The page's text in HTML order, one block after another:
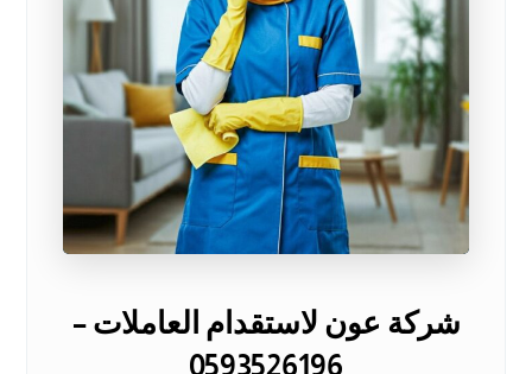
شركة عون لاستقدام العاملات –
0593526196